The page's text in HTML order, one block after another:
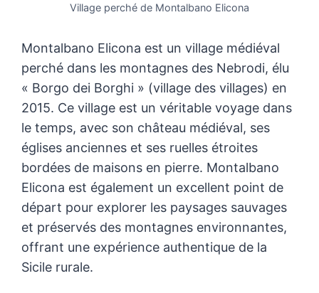
Village perché de Montalbano Elicona
Montalbano Elicona est un village médiéval
perché dans les montagnes des Nebrodi, élu
« Borgo dei Borghi » (village des villages) en
2015. Ce village est un véritable voyage dans
le temps, avec son château médiéval, ses
églises anciennes et ses ruelles étroites
bordées de maisons en pierre. Montalbano
Elicona est également un excellent point de
départ pour explorer les paysages sauvages
et préservés des montagnes environnantes,
offrant une expérience authentique de la
Sicile rurale.